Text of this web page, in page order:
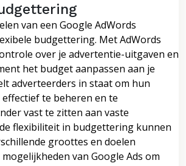
van een Google AdWords
budgettering. Met AdWords
over je advertentie-uitgaven en
het budget aanpassen aan je
adverteerders in staat om hun
te beheren en te
vast te zitten aan vaste
flexibiliteit in budgettering kunnen
groottes en doelen
van Google Ads om